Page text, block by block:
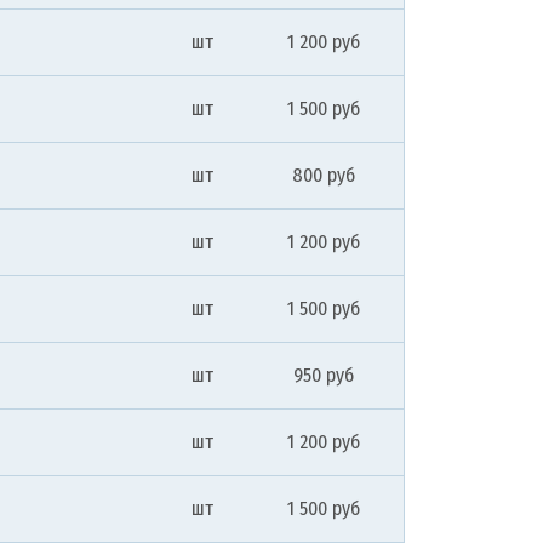
шт 1 200 руб
шт 1 500 руб
шт 800 руб
шт 1 200 руб
шт 1 500 руб
шт 950 руб
шт 1 200 руб
шт 1 500 руб